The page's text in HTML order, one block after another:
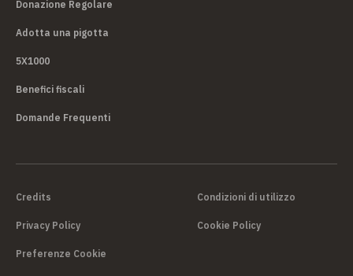
Donazione Regolare
Adotta una pigotta
5X1000
Benefici fiscali
Domande Frequenti
Credits Condizioni di utilizzo
Privacy Policy Cookie Policy
Preferenze Cookie